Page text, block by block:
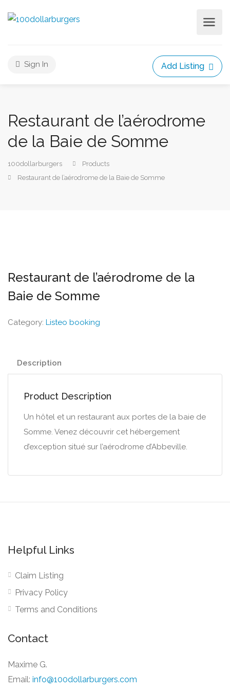
Sign In Add Listing
Restaurant de l’aérodrome
de la Baie de Somme
100dollarburgers
Products
Restaurant de l’aérodrome de la Baie de Somme
Restaurant de l’aérodrome de la
Baie de Somme
Category: Listeo booking
Description
Product Description
Un hôtel et un restaurant aux portes de la baie de
Somme. Venez découvrir cet hébergement
d’exception situé sur l’aérodrome d’Abbeville.
Helpful Links
Claim Listing
Privacy Policy
Terms and Conditions
Contact
Maxime G.
Email: info@100dollarburgers.com